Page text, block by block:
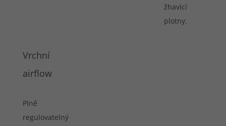
žhavící
plotny.
Vrchní
airflow
Plně
regulovatelný